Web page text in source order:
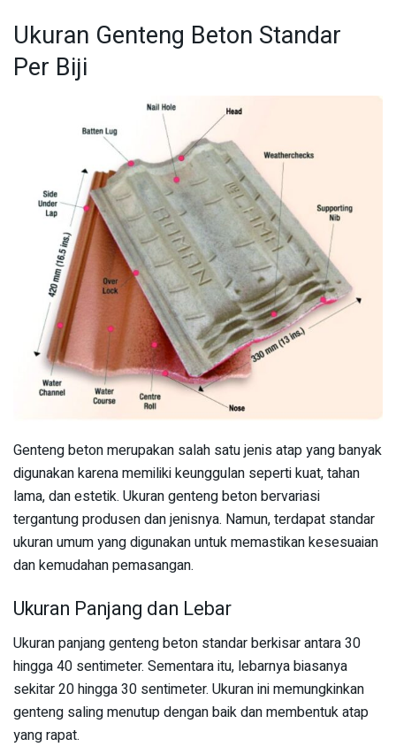
Ukuran Genteng Beton Standar
Per Biji
Genteng beton merupakan salah satu jenis atap yang banyak
digunakan karena memiliki keunggulan seperti kuat, tahan
lama, dan estetik. Ukuran genteng beton bervariasi
tergantung produsen dan jenisnya. Namun, terdapat standar
ukuran umum yang digunakan untuk memastikan kesesuaian
dan kemudahan pemasangan.
Ukuran Panjang dan Lebar
Ukuran panjang genteng beton standar berkisar antara 30
hingga 40 sentimeter. Sementara itu, lebarnya biasanya
sekitar 20 hingga 30 sentimeter. Ukuran ini memungkinkan
genteng saling menutup dengan baik dan membentuk atap
yang rapat.